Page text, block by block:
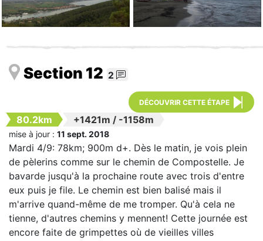
Section 12 2
DÉCOUVRIR CETTE ÉTAPE
80.2km +1421m / -1158m
mise à jour : 11 sept. 2018
Mardi 4/9: 78km; 900m d+. Dès le matin, je vois plein
de pèlerins comme sur le chemin de Compostelle. Je
bavarde jusqu'à la prochaine route avec trois d'entre
eux puis je file. Le chemin est bien balisé mais il
m'arrive quand-même de me tromper. Qu'à cela ne
tienne, d'autres chemins y mennent! Cette journée est
encore faite de grimpettes où de vieilles villes